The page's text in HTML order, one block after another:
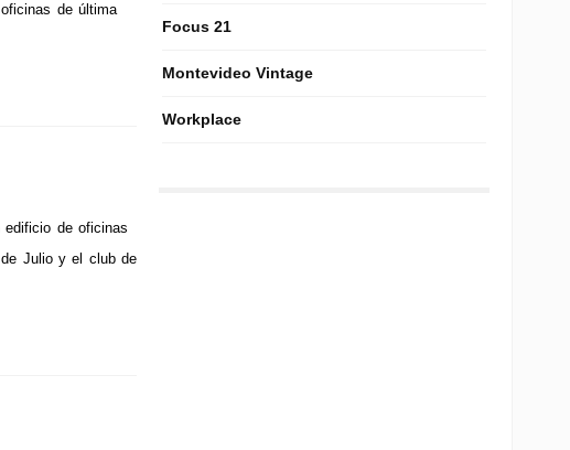
de última
de oficinas
Julio y el club de
Focus 21
Montevideo Vintage
Workplace